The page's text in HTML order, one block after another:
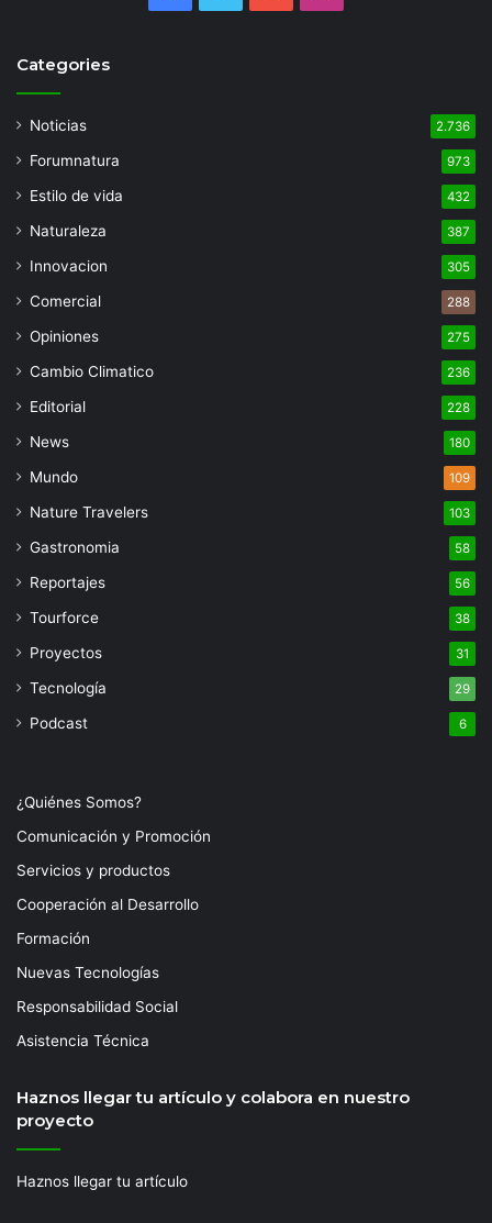
Categories
Noticias 2.736
Forumnatura 973
Estilo de vida 432
Naturaleza 387
Innovacion 305
Comercial 288
Opiniones 275
Cambio Climatico 236
Editorial 228
News 180
Mundo 109
Nature Travelers 103
Gastronomia 58
Reportajes 56
Tourforce 38
Proyectos 31
Tecnología 29
Podcast 6
¿Quiénes Somos?
Comunicación y Promoción
Servicios y productos
Cooperación al Desarrollo
Formación
Nuevas Tecnologías
Responsabilidad Social
Asistencia Técnica
Haznos llegar tu artículo y colabora en nuestro
proyecto
Haznos llegar tu artículo